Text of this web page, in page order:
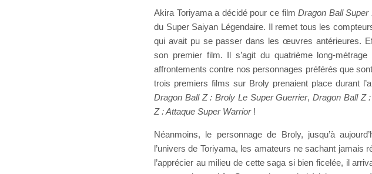
Akira Toriyama a décidé pour ce filmDragon Ball Super
du Super Saiyan Légendaire. Il remet tous les
qui avait pu se passer dans les œuvres antérieures.
son premier film. Il s’agit du quatrième long-
affrontements contre nos personnages préférés que
trois premiers films sur Broly prenaient place durant
Dragon Ball Z : Broly Le Super Guerrier, Dragon Ball Z
Z : Attaque Super Warrior!
Néanmoins, le personnage de Broly, jusqu’à
l’univers de Toriyama, les amateurs ne sachant jamais
l’apprécier au milieu de cette saga si bien ficelée, il